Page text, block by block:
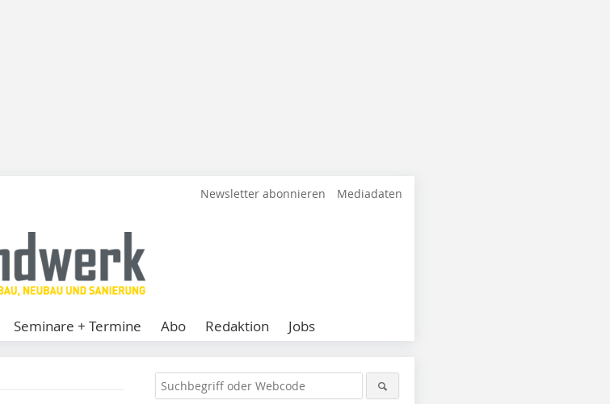
Newsletter abonnieren Mediadaten
Seminare + Termine Abo Redaktion Jobs